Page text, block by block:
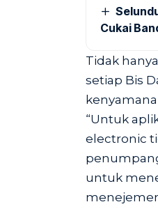
Cukai
Tidak
setiap Bis
“Untuk
electronic
untuk